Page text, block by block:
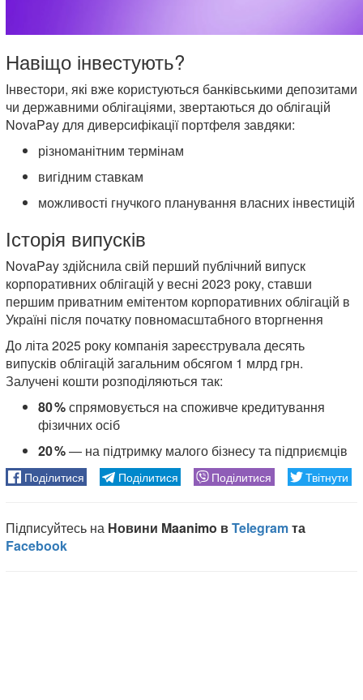
Навіщо інвестують?
Інвестори, які вже користуються банківськими депозитами
чи державними облігаціями, звертаються до облігацій
NovaPay для диверсифікації портфеля завдяки:
різноманітним термінам
вигідним ставкам
можливості гнучкого планування власних інвестицій
Історія випусків
NovaPay здійснила свій перший публічний випуск
корпоративних облігацій у весні 2023 року, ставши
першим приватним емітентом корпоративних облігацій в
Україні після початку повномасштабного вторгнення
До літа 2025 року компанія зареєструвала десять
випусків облігацій загальним обсягом 1 млрд грн.
Залучені кошти розподіляються так:
80 %спрямовується на споживче кредитування
фізичних осіб
20 %— на підтримку малого бізнесу та підприємців